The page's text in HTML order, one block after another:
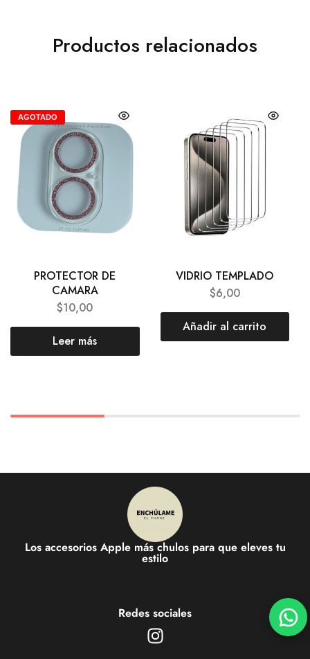
Productos relacionados
AGOTADO
PROTECTOR DE
CAMARA
$10,00
Leer más
VIDRIO TEMPLADO
$6,00
Añadir al carrito
Los accesorios Apple más chulos para que eleves tu
estilo
Redes sociales